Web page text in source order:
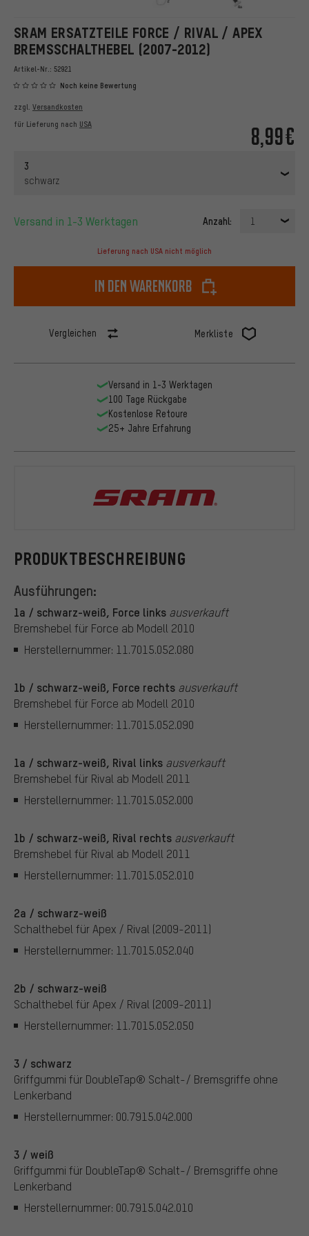
SRAM ERSATZTEILE FORCE / RIVAL / APEX
BREMSSCHALTHEBEL (2007-2012)
Artikel-Nr.: 52921
Noch keine Bewertung
8,99€
zzgl. Versandkosten
für Lieferung nach USA
3
schwarz
Versand in 1-3 Werktagen Anzahl: 1
Lieferung nach USA nicht möglich
In den Warenkorb
Vergleichen Merkliste
PRODUKTBESCHREIBUNG
Ausführungen:
1a / schwarz-weiß, Force links ausverkauft
Bremshebel für Force ab Modell 2010
Herstellernummer: 11.7015.052.080
1b / schwarz-weiß, Force rechts ausverkauft
Bremshebel für Force ab Modell 2010
Herstellernummer: 11.7015.052.090
1a / schwarz-weiß, Rival links ausverkauft
Bremshebel für Rival ab Modell 2011
Herstellernummer: 11.7015.052.000
1b / schwarz-weiß, Rival rechts ausverkauft
Bremshebel für Rival ab Modell 2011
Herstellernummer: 11.7015.052.010
2a / schwarz-weiß
Schalthebel für Apex / Rival (2009-2011)
Herstellernummer: 11.7015.052.040
2b / schwarz-weiß
Schalthebel für Apex / Rival (2009-2011)
Herstellernummer: 11.7015.052.050
3 / schwarz
Griffgummi für DoubleTap® Schalt-/ Bremsgriffe ohne
Lenkerband
Herstellernummer: 00.7915.042.000
3 / weiß
Griffgummi für DoubleTap® Schalt-/ Bremsgriffe ohne
Lenkerband
Herstellernummer: 00.7915.042.010
Versand in 1-3 Werktagen
100 Tage Rückgabe
Kostenlose Retoure
25+ Jahre Erfahrung
SRAM